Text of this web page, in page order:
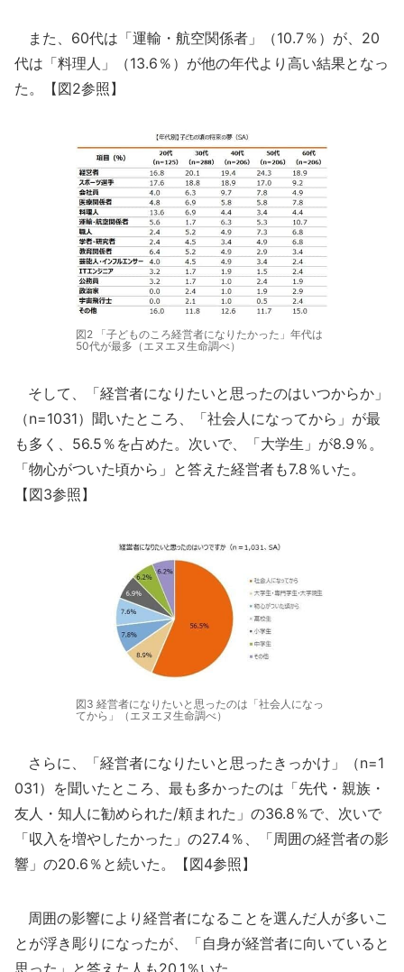
また、60代は「運輸・航空関係者」（10.7％）が、20
代は「料理人」（13.6％）が他の年代より高い結果となっ
た。【図2参照】
図2 「子どものころ経営者になりたかった」年代は
50代が最多（エヌエヌ生命調べ）
そして、「経営者になりたいと思ったのはいつからか」
（n=1031）聞いたところ、「社会人になってから」が最
も多く、56.5％を占めた。次いで、「大学生」が8.9％。
「物心がついた頃から」と答えた経営者も7.8％いた。
【図3参照】
図3 経営者になりたいと思ったのは「社会人になっ
てから」（エヌエヌ生命調べ）
さらに、「経営者になりたいと思ったきっかけ」（n=1
031）を聞いたところ、最も多かったのは「先代・親族・
友人・知人に勧められた/頼まれた」の36.8％で、次いで
「収入を増やしたかった」の27.4％、「周囲の経営者の影
響」の20.6％と続いた。【図4参照】
周囲の影響により経営者になることを選んだ人が多いこ
とが浮き彫りになったが、「自身が経営者に向いていると